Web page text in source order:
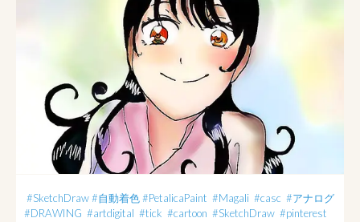
#SketchDraw#自動着色#PetalicaPaint #Magali #casc #アナログ
#DRAWING #artdigital #tick #cartoon #SketchDraw #pinterest